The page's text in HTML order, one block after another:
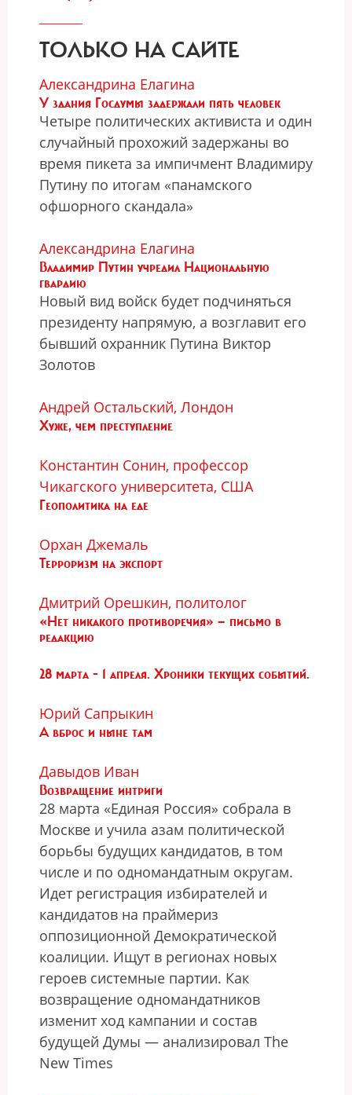
ТОЛЬКО НА САЙТЕ
Александрина Елагина
У здания Госдумы задержали пять человек
Четыре политических активиста и один
случайный прохожий задержаны во
время пикета за импичмент Владимиру
Путину по итогам «панамского
офшорного скандала»
Александрина Елагина
Владимир Путин учредил Национальную
гвардию
Новый вид войск будет подчиняться
президенту напрямую, а возглавит его
бывший охранник Путина Виктор
Золотов
Андрей Остальский, Лондон
Хуже, чем преступление
Константин Сонин, профессор
Чикагского университета, США
Геополитика на еде
Орхан Джемаль
Терроризм на экспорт
Дмитрий Орешкин, политолог
«Нет никакого противоречия» — письмо в
редакцию
28 марта - 1 апреля. Хроники текущих событий.
Юрий Сапрыкин
А вброс и ныне там
Давыдов Иван
Возвращение интриги
28 марта «Единая Россия» собрала в
Москве и учила азам политической
борьбы будущих кандидатов, в том
числе и по одномандатным округам.
Идет регистрация избирателей и
кандидатов на праймериз
оппозиционной Демократической
коалиции. Ищут в регионах новых
героев системные партии. Как
возвращение одномандатников
изменит ход кампании и состав
будущей Думы — анализировал The
New Times